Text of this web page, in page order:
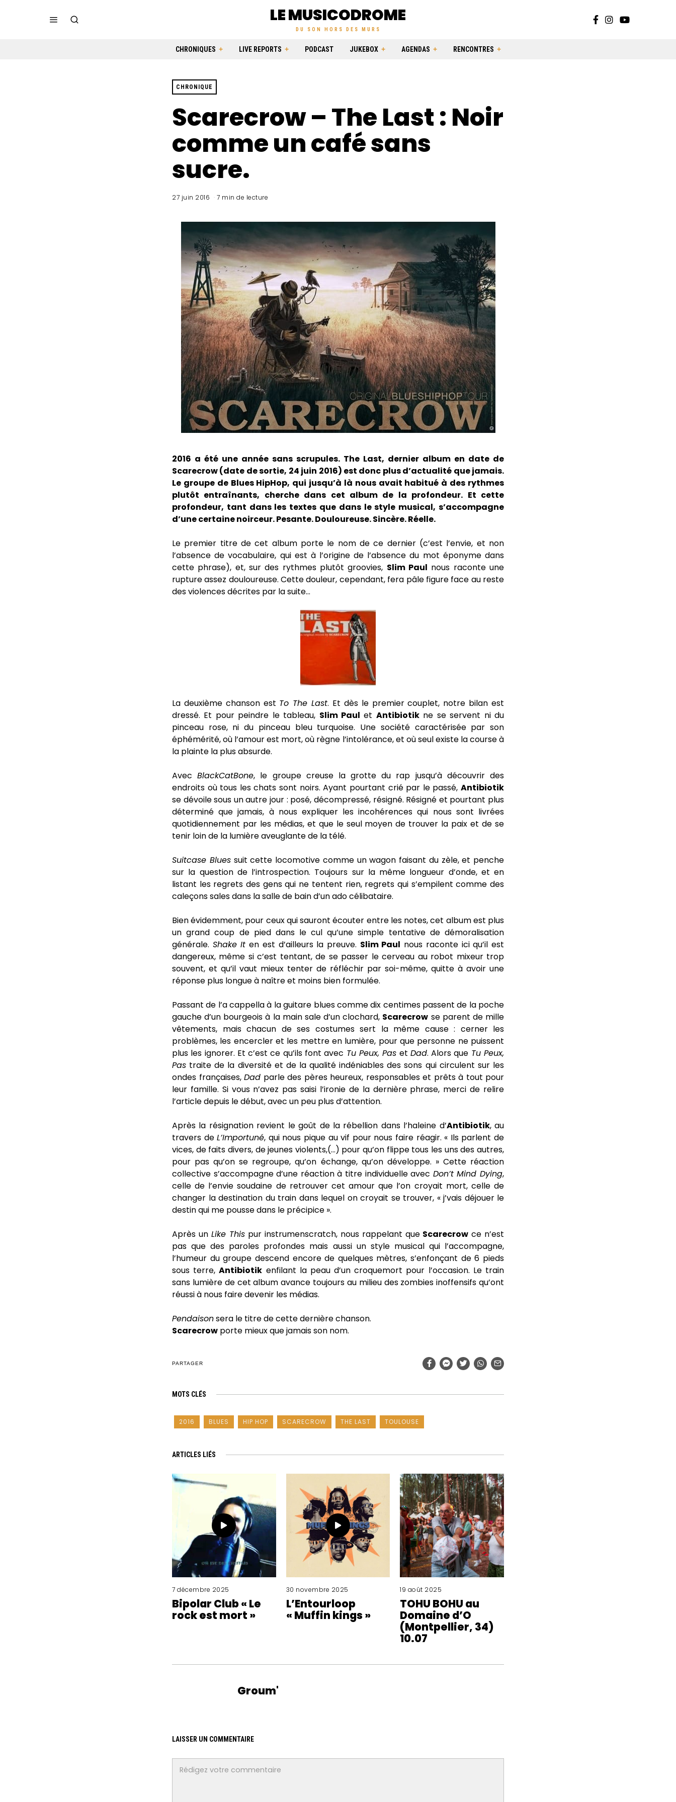
LE MUSICODROME
DU SON HORS DES MURS
CHRONIQUES LIVE REPORTS PODCAST JUKEBOX AGENDAS RENCONTRES
CHRONIQUE
Scarecrow – The Last : Noir
comme un café sans
sucre.
27 juin 2016 7 min de lecture
2016 a été une année sans scrupules. The Last, dernier album en date de
Scarecrow (date de sortie, 24 juin 2016) est donc plus d’actualité que jamais.
Le groupe de Blues HipHop, qui jusqu’à là nous avait habitué à des rythmes
plutôt entraînants, cherche dans cet album de la profondeur. Et cette
profondeur, tant dans les textes que dans le style musical, s’accompagne
d’une certaine noirceur. Pesante. Douloureuse. Sincère. Réelle.
Le premier titre de cet album porte le nom de ce dernier (c’est l’envie, et non
l’absence de vocabulaire, qui est à l’origine de l’absence du mot éponyme dans
cette phrase), et, sur des rythmes plutôt groovies, Slim Paul nous raconte une
rupture assez douloureuse. Cette douleur, cependant, fera pâle figure face au reste
des violences décrites par la suite…
La deuxième chanson est To The Last. Et dès le premier couplet, notre bilan est
dressé. Et pour peindre le tableau, Slim Paul et Antibiotikne se servent ni du
pinceau rose, ni du pinceau bleu turquoise. Une société caractérisée par son
éphémérité, où l’amour est mort, où règne l’intolérance, et où seul existe la course à
la plainte la plus absurde.
AvecBlackCatBone, le groupe creuse la grotte du rap jusqu’à découvrir des
endroits où tous les chats sont noirs. Ayant pourtant crié par le passé, Antibiotik
se dévoile sous un autre jour : posé, décompressé, résigné. Résigné et pourtant plus
déterminé que jamais, à nous expliquer les incohérences qui nous sont livrées
quotidiennement par les médias, et que le seul moyen de trouver la paix et de se
tenir loin de la lumière aveuglante de la télé.
Suitcase Bluessuit cette locomotive comme un wagon faisant du zèle, et penche
sur la question de l’introspection. Toujours sur la même longueur d’onde, et en
listant les regrets des gens qui ne tentent rien, regrets qui s’empilent comme des
caleçons sales dans la salle de bain d’un ado célibataire.
Bien évidemment, pour ceux qui sauront écouter entre les notes, cet album est plus
un grand coup de pied dans le cul qu’une simple tentative de démoralisation
générale. Shake It en est d’ailleurs la preuve. Slim Paul nous raconte ici qu’il est
dangereux, même si c’est tentant, de se passer le cerveau au robot mixeur trop
souvent, et qu’il vaut mieux tenter de réfléchir par soi-même, quitte à avoir une
réponse plus longue à naître et moins bien formulée.
Passant de l’a cappella à la guitare blues comme dix centimes passent de la poche
gauche d’un bourgeois à la main sale d’un clochard, Scarecrow se parent de mille
vêtements, mais chacun de ses costumes sert la même cause : cerner les
problèmes, les encercler et les mettre en lumière, pour que personne ne puissent
plus les ignorer. Et c’est ce qu’ils font avec Tu Peux, Pas et Dad. Alors que Tu Peux,
Pas traite de la diversité et de la qualité indéniables des sons qui circulent sur les
ondes françaises, Dad parle des pères heureux, responsables et prêts à tout pour
leur famille. Si vous n’avez pas saisi l’ironie de la dernière phrase, merci de relire
l’article depuis le début, avec un peu plus d’attention.
Après la résignation revient le goût de la rébellion dans l’haleine d’Antibiotik, au
travers deL’Importuné, qui nous pique au vif pour nous faire réagir. « Ils parlent de
vices, de faits divers, de jeunes violents,(…) pour qu’on flippe tous les uns des autres,
pour pas qu’on se regroupe, qu’on échange, qu’on développe. » Cette réaction
collective s’accompagne d’une réaction à titre individuelle avec Don’t Mind Dying,
celle de l’envie soudaine de retrouver cet amour que l’on croyait mort, celle de
changer la destination du train dans lequel on croyait se trouver, « j’vais déjouer le
destin qui me pousse dans le précipice ».
Après un Like This pur instrumenscratch, nous rappelant que Scarecrow ce n’est
pas que des paroles profondes mais aussi un style musical qui l’accompagne,
l’humeur du groupe descend encore de quelques mètres, s’enfonçant de 6 pieds
sous terre,Antibiotik enfilant la peau d’un croquemort pour l’occasion. Le train
sans lumière de cet album avance toujours au milieu des zombies inoffensifs qu’ont
réussi à nous faire devenir les médias.
Pendaisonsera le titre de cette dernière chanson.
Scarecrow porte mieux que jamais son nom.
PARTAGER
MOTS CLÉS
2016 BLUES HIP HOP SCARECROW THE LAST TOULOUSE
ARTICLES LIÉS
7 décembre 2025
Bipolar Club « Le
rock est mort »
30 novembre 2025
L’Entourloop
« Muffin kings »
19 août 2025
TOHU BOHU au
Domaine d’O
(Montpellier, 34)
10.07
Groum'
LAISSER UN COMMENTAIRE